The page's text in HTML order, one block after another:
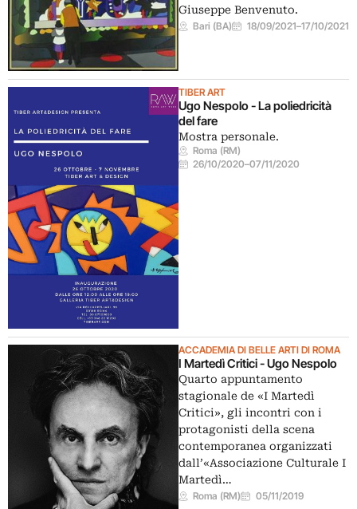
Giuseppe Benvenuto.
Bari (BA) 18/09/2021–17/10/2021
TIBER ART
Ugo Nespolo - La poliedricità
del fare
Mostra personale.
Roma (RM)
26/10/2020–07/11/2020
ACCADEMIA DI BELLE ARTI DI ROMA
I Martedì Critici - Ugo Nespolo
Quarto appuntamento
stagionale de «I Martedì
Critici», gli incontri con i
protagonisti della scena
contemporanea organizzati
dall’«Associazione Culturale I
Martedì…
Roma (RM) 05/11/2019